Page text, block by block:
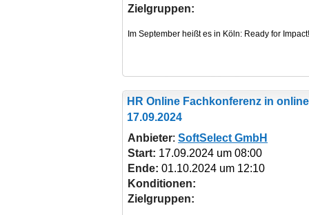
Zielgruppen:
HR Online Fachkonferenz in
17.09.2024
Anbieter: SoftSelect GmbH
Start: 17.09.2024 um 08:00
Ende: 01.10.2024 um 12:10
Konditionen:
Zielgruppen: